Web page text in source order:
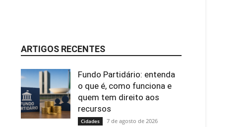
ARTIGOS RECENTES
Fundo Partidário: entenda
o que é, como funciona e
quem tem direito aos
recursos
Cidades 7 de agosto de 2026